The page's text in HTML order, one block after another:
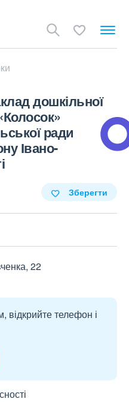
дошкільної
ради
Івано-
Зберегти
22
відкрийте телефон і